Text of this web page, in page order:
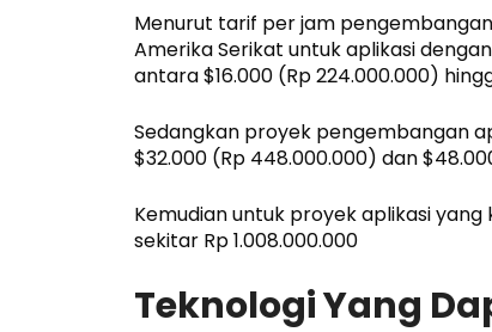
Menurut tarif per jam
Amerika Serikat untuk aplikasi dengan
antara $16.000 (Rp 224.000.000)
Sedangkan proyek pengembangan
$32.000 (Rp 448.000.000) dan
Kemudian untuk proyek aplikasi
sekitar Rp 1.008.000.000
Teknologi Yang